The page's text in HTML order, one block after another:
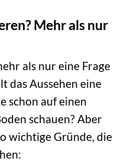
Mehr als nur
als nur eine Frage
das Aussehen eine
schon auf einen
schauen? Aber
wichtige Gründe, die